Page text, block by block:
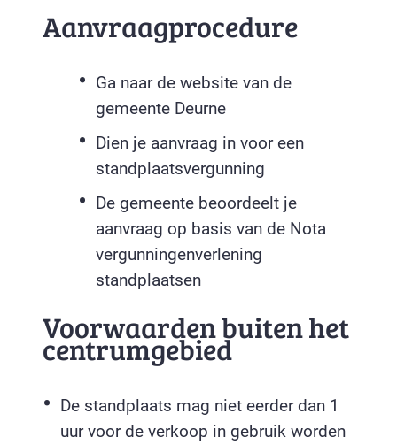
Aanvraagprocedure
Ga naar de website van de
gemeente Deurne
Dien je aanvraag in voor een
standplaatsvergunning
De gemeente beoordeelt je
aanvraag op basis van de Nota
vergunningenverlening
standplaatsen
Voorwaarden buiten het
centrumgebied
De standplaats mag niet eerder dan 1
uur voor de verkoop in gebruik worden